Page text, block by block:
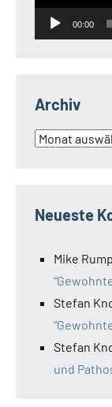
00:00
Archiv
Archiv
Neueste
Mike
Stefan
Stefan
und